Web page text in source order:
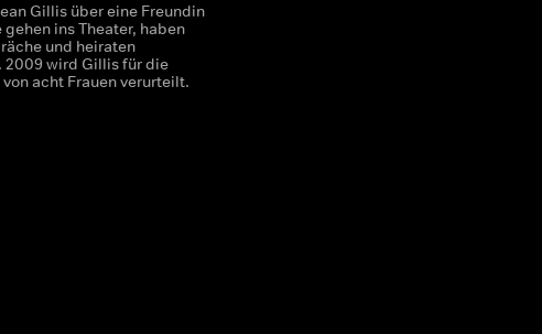
Gillis über eine Freundin
gehen ins Theater, haben
und heiraten
2009 wird Gillis für die
acht Frauen verurteilt.